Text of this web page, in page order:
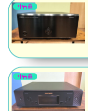
中古品
中古品